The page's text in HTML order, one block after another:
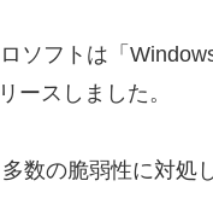
ソフトは「
ースしました。
数の脆弱性に対